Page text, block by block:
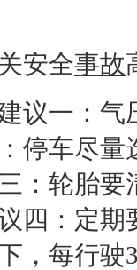
安全事故
建议一：
停车尽
： 轮胎要
四：定
，每行